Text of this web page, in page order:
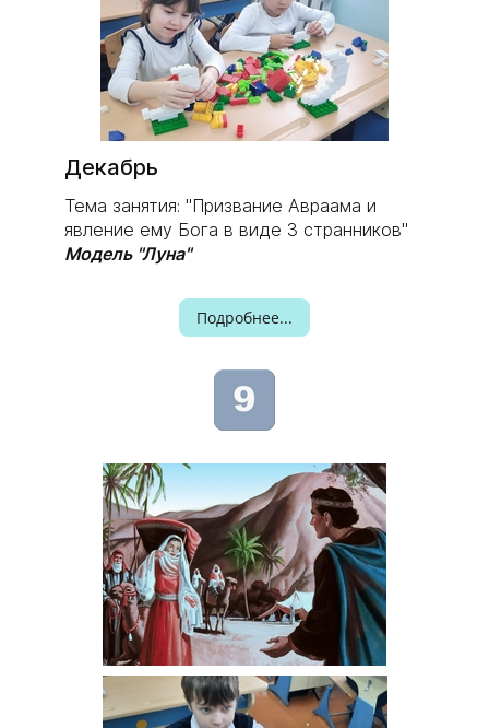
Декабрь
Тема занятия: "Призвание Авраама и
явление ему Бога в виде 3 странников"
Модель "Луна"
Подробнее...